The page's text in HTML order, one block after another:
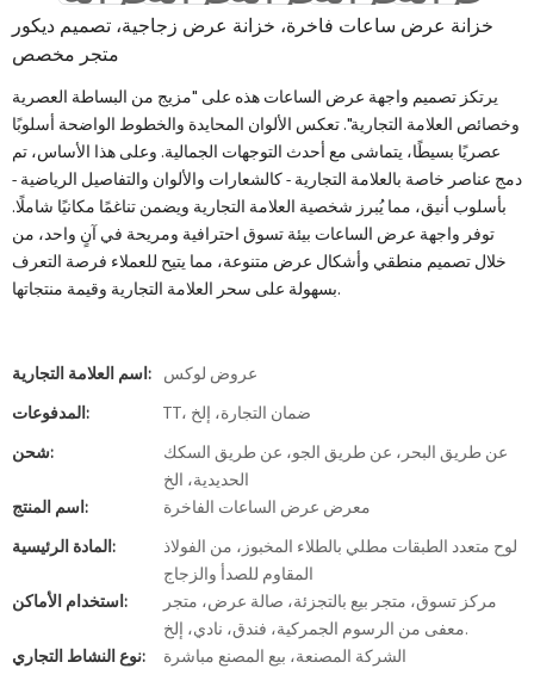
خزانة عرض ساعات فاخرة، خزانة عرض زجاجية، تصميم ديكور
متجر مخصص
يرتكز تصميم واجهة عرض الساعات هذه على "مزيج من البساطة العصرية
وخصائص العلامة التجارية". تعكس الألوان المحايدة والخطوط الواضحة أسلوبًا
عصريًا بسيطًا، يتماشى مع أحدث التوجهات الجمالية. وعلى هذا الأساس، تم
دمج عناصر خاصة بالعلامة التجارية - كالشعارات والألوان والتفاصيل الرياضية -
بأسلوب أنيق، مما يُبرز شخصية العلامة التجارية ويضمن تناغمًا مكانيًا شاملًا.
توفر واجهة عرض الساعات بيئة تسوق احترافية ومريحة في آنٍ واحد، من
خلال تصميم منطقي وأشكال عرض متنوعة، مما يتيح للعملاء فرصة التعرف
بسهولة على سحر العلامة التجارية وقيمة منتجاتها.
اسم العلامة التجارية: عروض لوكس
المدفوعات: TT، ضمان التجارة، إلخ
شحن:
عن طريق البحر، عن طريق الجو، عن طريق السكك
الحديدية، الخ
اسم المنتج:
معرض عرض الساعات الفاخرة
المادة الرئيسية:
لوح متعدد الطبقات مطلي بالطلاء المخبوز، من الفولاذ
المقاوم للصدأ والزجاج
استخدام الأماكن:
مركز تسوق، متجر بيع بالتجزئة، صالة عرض، متجر
معفى من الرسوم الجمركية، فندق، نادي، إلخ.
نوع النشاط التجاري:
الشركة المصنعة، بيع المصنع مباشرة